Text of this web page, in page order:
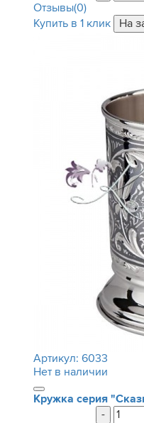
Отзывы(0)
Купить в 1 клик
Артикул:6033
Нет в наличии
Кружка серия
-